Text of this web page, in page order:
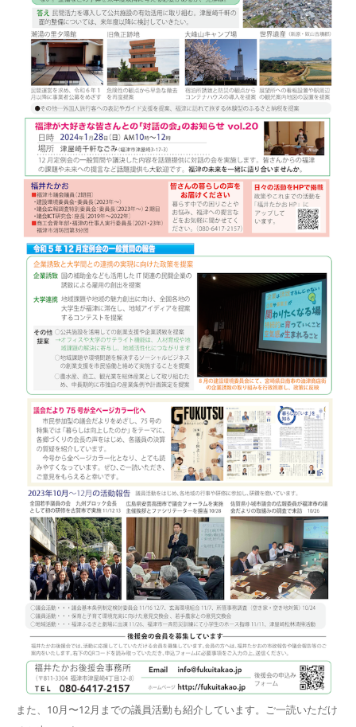
また、10月〜12月までの議員活動も紹介しています。ご一読いただけ